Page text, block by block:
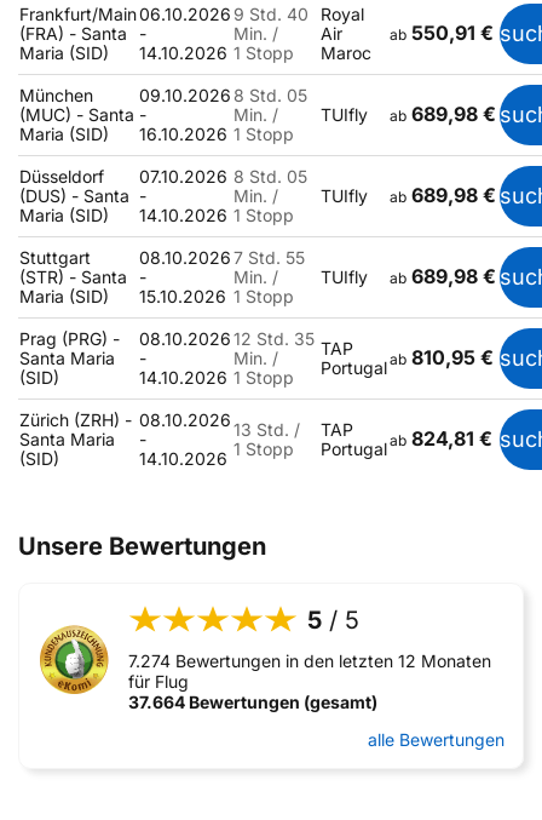
Frankfurt/Main
(FRA) - Santa
Maria (SID)
06.10.2026
-
14.10.2026
9 Std. 40
Min. /
1 Stopp
Royal
Air
Maroc
ab 550,91 €
München
(MUC) - Santa
Maria (SID)
09.10.2026
-
16.10.2026
8 Std. 05
Min. /
1 Stopp
TUIfly ab 689,98 €
Düsseldorf
(DUS) - Santa
Maria (SID)
07.10.2026
-
14.10.2026
8 Std. 05
Min. /
1 Stopp
TUIfly ab 689,98 €
Stuttgart
(STR) - Santa
Maria (SID)
08.10.2026
-
15.10.2026
7 Std. 55
Min. /
1 Stopp
TUIfly ab 689,98 €
Prag (PRG) -
Santa Maria
(SID)
08.10.2026
-
14.10.2026
12 Std. 35
Min. /
1 Stopp
TAP
Portugalab 810,95 €
Zürich (ZRH) -
Santa Maria
(SID)
08.10.2026
-
14.10.2026
13 Std. /
1 Stopp
TAP
Portugalab 824,81 €
Unsere Bewertungen
5 / 5
7.274 Bewertungen in den letzten 12 Monaten
für Flug
37.664 Bewertungen (gesamt)
alle Bewertungen